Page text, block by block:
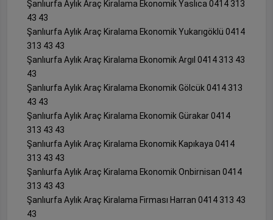
Şanlıurfa Aylık Araç Kiralama Ekonomik Yaslıca 0414 313
43 43
Şanlıurfa Aylık Araç Kiralama Ekonomik Yukarıgöklü 0414
313 43 43
Şanlıurfa Aylık Araç Kiralama Ekonomik Argıl 0414 313 43
43
Şanlıurfa Aylık Araç Kiralama Ekonomik Gölcük 0414 313
43 43
Şanlıurfa Aylık Araç Kiralama Ekonomik Gürakar 0414
313 43 43
Şanlıurfa Aylık Araç Kiralama Ekonomik Kapıkaya 0414
313 43 43
Şanlıurfa Aylık Araç Kiralama Ekonomik Onbirnisan 0414
313 43 43
Şanlıurfa Aylık Araç Kiralama Firması Harran 0414 313 43
43